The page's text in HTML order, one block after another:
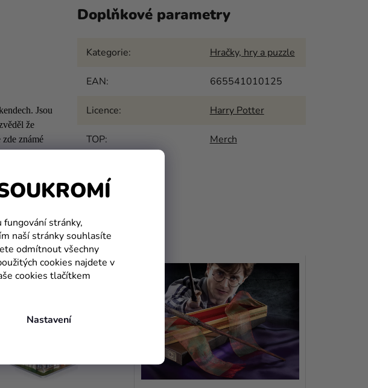
fungování stránky,
naší stránky souhlasíte
odmítnout všechny
cookies najdete v
cookies tlačítkem
Nastavení
Jsou
že
zde známé
Doplňkové parametry
Kategorie: Hračky, hry a puzzle
EAN: 665541010125
Licence: Harry Potter
TOP: Merch